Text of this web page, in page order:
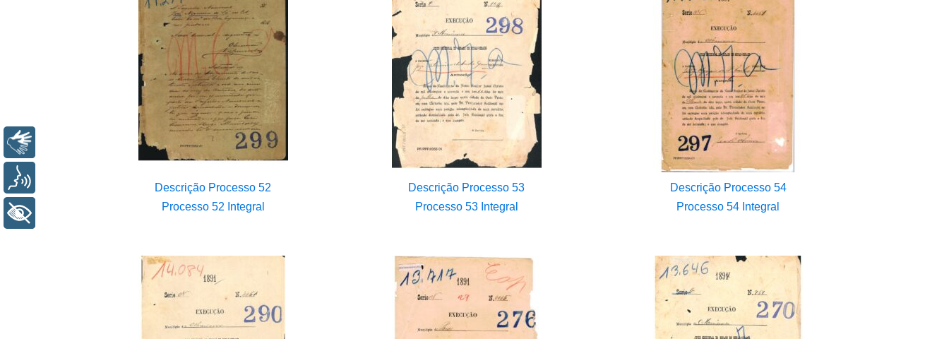
Descrição Processo 52 Descrição Processo 53
Descrição Processo 54
Processo 52 Integral
Processo 53 Integral Processo 54 Integral